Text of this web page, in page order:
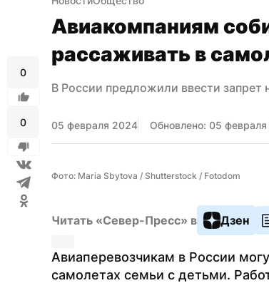
0
0
Авиакомпаниям
рассаживать в
В России предложили ввести запрет
05 февраля 2024 Обновлено: 05
Фото: Maria Sbytova / Shutterstock / Fotodom
Читать «Север-Пресс» в Дзен
Авиаперевозчикам в России
самолетах семьи с детьми.